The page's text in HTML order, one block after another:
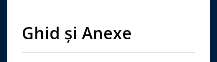
Ghid și Anexe